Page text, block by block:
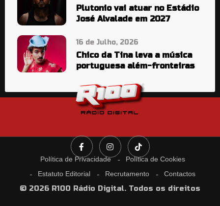
Plutonio vai atuar no Estádio
José Alvalade em 2027
16 de Julho, 2026
Chico da Tina leva a música
portuguesa além-fronteiras
Política de Privacidade
Política de Cookies
Estatuto Editorial
Recrutamento Contactos
© 2026 R100 Rádio Digital. Todos os direitos